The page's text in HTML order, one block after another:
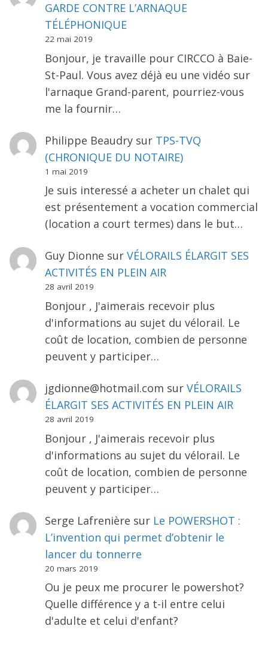
GARDE CONTRE L’ARNAQUE
TÉLÉPHONIQUE
22 mai 2019
Bonjour, je travaille pour CIRCCO à Baie-
St-Paul. Vous avez déjà eu une vidéo sur
l'arnaque Grand-parent, pourriez-vous
me la fournir…
Philippe Beaudrysur TPS-TVQ
(CHRONIQUE DU NOTAIRE)
1 mai 2019
Je suis interessé a acheter un chalet qui
est présentement a vocation commercial
(location a court termes) dans le but…
Guy Dionne sur VÉLORAILS ÉLARGIT SES
ACTIVITÉS EN PLEIN AIR
28 avril 2019
Bonjour , J'aimerais recevoir plus
d'informations au sujet du vélorail. Le
coût de location, combien de personne
peuvent y participer…
jgdionne@hotmail.com sur VÉLORAILS
ÉLARGIT SES ACTIVITÉS EN PLEIN AIR
28 avril 2019
Bonjour , J'aimerais recevoir plus
d'informations au sujet du vélorail. Le
coût de location, combien de personne
peuvent y participer…
Serge Lafrenière sur Le POWERSHOT :
L’invention qui permet d’obtenir le
lancer du tonnerre
20 mars 2019
Ou je peux me procurer le powershot?
Quelle différence y a t-il entre celui
d'adulte et celui d'enfant?